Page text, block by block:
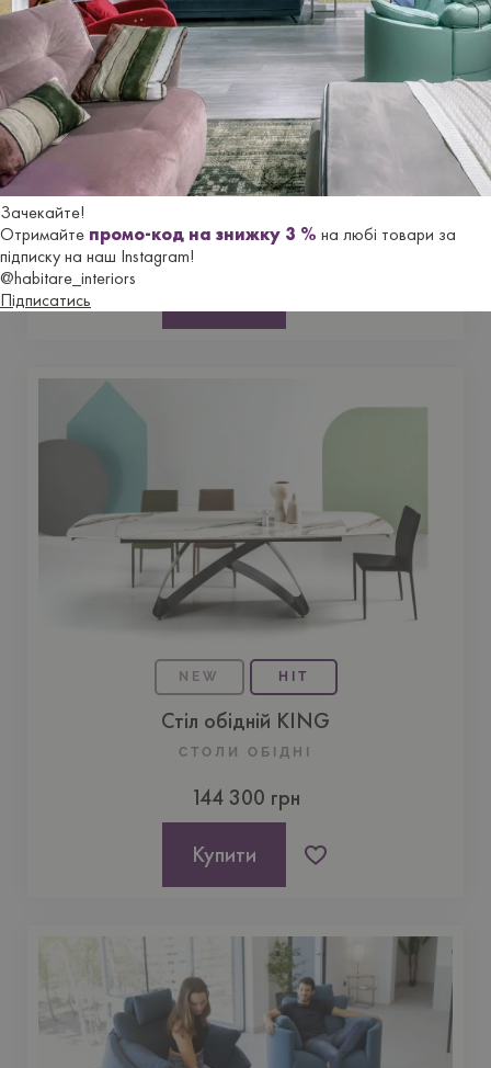
Зачекайте!
Отримайте промо-код на знижку 3 % на любі товари за
підписку на наш Instagram!
@habitare_interiors
Підписатись
NEW HIT
Кухня BRERA
МЕБЛІ ДЛЯ КУХНI
10 400 грн
NEW HIT
Стіл обідній KING
СТОЛИ ОБІДНІ
144 300 грн
Купити